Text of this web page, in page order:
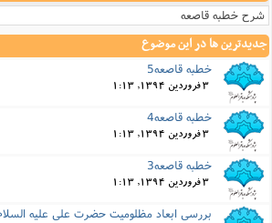
شرح خطبه قاصعه
جدیدترین ها در این موضوع
خطبه قاصعه5
3 فروردین 1394, 1:13
خطبه قاصعه4
3 فروردین 1394, 1:13
خطبه قاصعه3
3 فروردین 1394, 1:13
بررسی ابعاد مظلومیت حضرت علی علیه السلام